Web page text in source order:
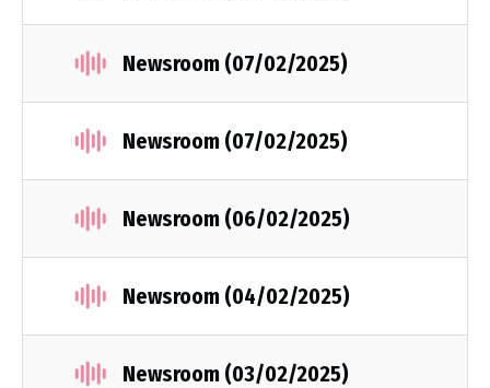
Newsroom (07/02/2025)
Newsroom (07/02/2025)
Newsroom (06/02/2025)
Newsroom (04/02/2025)
Newsroom (03/02/2025)